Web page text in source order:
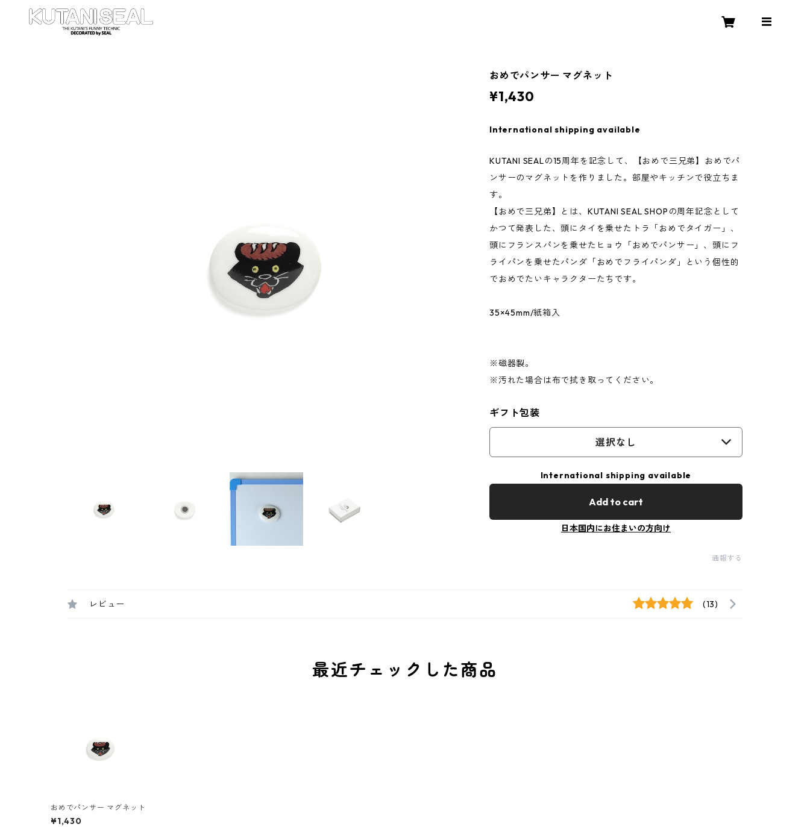
おめでパンサー マグネット
¥1,430
International shipping available
KUTANI SEALの15周年を記念して、【おめで三兄弟】おめでパ
ンサーのマグネットを作りました。部屋やキッチンで役立ちま
す。
【おめで三兄弟】とは、KUTANI SEAL SHOPの周年記念として
かつて発表した、頭にタイを乗せたトラ「おめでタイガー」、
頭にフランスパンを乗せたヒョウ「おめでパンサー」、頭にフ
ライパンを乗せたパンダ「おめでフライパンダ」という個性的
でおめでたいキャラクターたちです。
35×45mm/紙箱入
※磁器製。
※汚れた場合は布で拭き取ってください。
ギフト包装
選択なし
International shipping available
Add to cart
日本国内にお住まいの方向け
通報する
レビュー (13)
最近チェックした商品
おめでパンサー マグネット
¥1,430